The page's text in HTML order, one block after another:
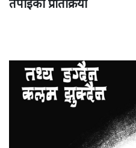
तपाईको प्रतिक्रिया